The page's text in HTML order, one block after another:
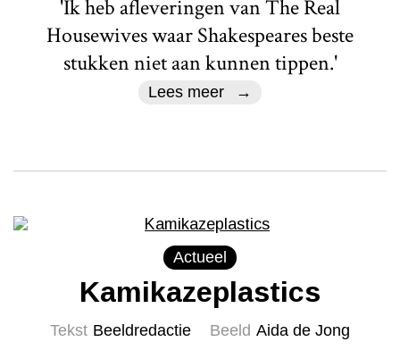
'Ik heb afleveringen van The Real
Housewives waar Shakespeares beste
stukken niet aan kunnen tippen.'
Lees meer
Actueel
Kamikazeplastics
Tekst Beeldredactie Beeld Aida de Jong